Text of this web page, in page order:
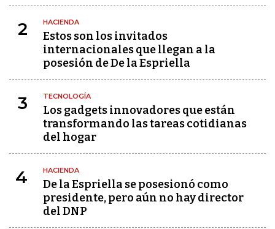
2 HACIENDA
Estos son los invitados
internacionales que llegan a la
posesión de De la Espriella
3 TECNOLOGÍA
Los gadgets innovadores que están
transformando las tareas cotidianas
del hogar
4 HACIENDA
De la Espriella se posesionó como
presidente, pero aún no hay director
del DNP